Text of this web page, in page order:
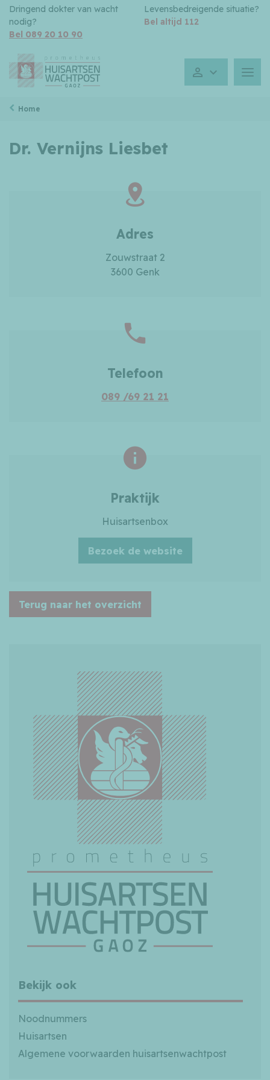
Dringend dokter van wacht
nodig?
Bel 089 20 10 90
Levensbedreigende situatie?
Bel altijd 112
GeslotenMenu
Home
Dr. Vernijns Liesbet
Adres
Zouwstraat 2
3600 Genk
Telefoon
089 /69 21 21
Praktijk
Huisartsenbox
Bezoek de website
Terug naar het overzicht
Bekijk ook
Noodnummers
Huisartsen
Algemene voorwaarden huisartsenwachtpost